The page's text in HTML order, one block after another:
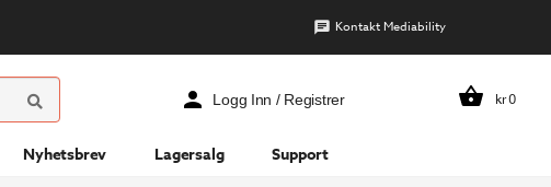
Kontakt Mediability
Logg Inn / Registrer kr0
Nyhetsbrev Lagersalg Support